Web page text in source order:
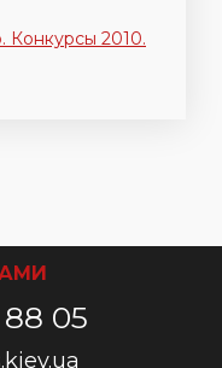
Конкурсы 2010.
05